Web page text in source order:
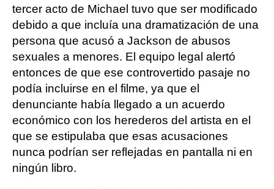
tercer acto de Michael tuvo que ser modificado
debido a que incluía una dramatización de una
persona que acusó a Jackson de abusos
sexuales a menores. El equipo legal alertó
entonces de que ese controvertido pasaje no
podía incluirse en el filme, ya que el
denunciante había llegado a un acuerdo
económico con los herederos del artista en el
que se estipulaba que esas acusaciones
nunca podrían ser reflejadas en pantalla ni en
ningún libro.